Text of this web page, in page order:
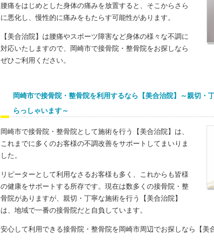
腰痛をはじめとした身体の痛みを放置すると、そこからさら
に悪化し、慢性的に痛みをもたらす可能性があります。
【美合治院】は腰痛やスポーツ障害など身体の様々な不調に
対応いたしますので、岡崎市で接骨院・整骨院をお探しなら
ぜひご利用ください。
岡崎市で接骨院・整骨院を利用するなら【美合治院】～親切・
らっしゃいます～
岡崎市で接骨院・整骨院として施術を行う【美合治院】は、
これまでに多くのお客様の不調改善をサポートしてまいりま
した。
リピーターとして利用なさるお客様も多く、これからも皆様
の健康をサポートする所存です。現在は数多くの接骨院・整
骨院がありますが、親切・丁寧な施術を行う【美合治院】
は、地域で一番の接骨院だと自負しています。
安心して利用できる接骨院・整骨院を岡崎市周辺でお探しなら【美